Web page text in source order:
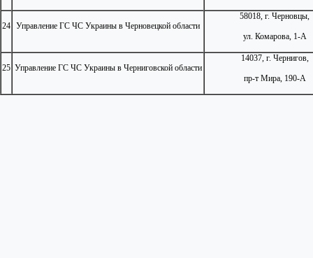
24 Управление ГС ЧС Украины в Черновецкой области
58018, г. Черновцы,
ул. Комарова, 1-А
25 Управление ГС ЧС Украины в Черниговской области
14037, г. Чернигов,
пр-т Мира, 190-А